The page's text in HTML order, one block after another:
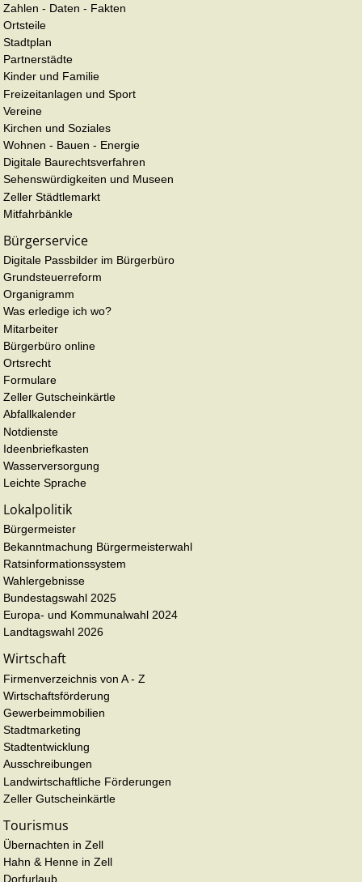
Zahlen - Daten - Fakten
Ortsteile
Stadtplan
Partnerstädte
Kinder und Familie
Freizeitanlagen und Sport
Vereine
Kirchen und Soziales
Wohnen - Bauen - Energie
Digitale Baurechtsverfahren
Sehenswürdigkeiten und Museen
Zeller Städtlemarkt
Mitfahrbänkle
Bürgerservice
Digitale Passbilder im Bürgerbüro
Grundsteuerreform
Organigramm
Was erledige ich wo?
Mitarbeiter
Bürgerbüro online
Ortsrecht
Formulare
Zeller Gutscheinkärtle
Abfallkalender
Notdienste
Ideenbriefkasten
Wasserversorgung
Leichte Sprache
Lokalpolitik
Bürgermeister
Bekanntmachung Bürgermeisterwahl
Ratsinformationssystem
Wahlergebnisse
Bundestagswahl 2025
Europa- und Kommunalwahl 2024
Landtagswahl 2026
Wirtschaft
Firmenverzeichnis von A - Z
Wirtschaftsförderung
Gewerbeimmobilien
Stadtmarketing
Stadtentwicklung
Ausschreibungen
Landwirtschaftliche Förderungen
Zeller Gutscheinkärtle
Tourismus
Übernachten in Zell
Hahn & Henne in Zell
Dorfurlaub